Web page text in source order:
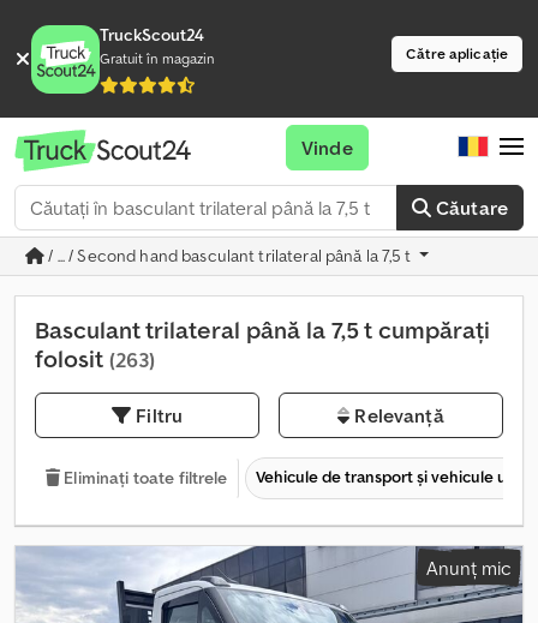
TruckScout24
Gratuit în magazin Către aplicație
Căutare
Vinde
/ ... / Second hand basculant trilateral până la 7,5 t
Basculant trilateral până la 7,5 t cumpărați
folosit (263)
Filtru Relevanță
Eliminați toate filtrele Vehicule de transport şi vehicule
Anunț mic